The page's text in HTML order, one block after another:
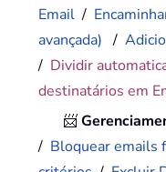
Email /
avançada) /
/ Dividir
destinatários em
📨
/ Bloquear emails